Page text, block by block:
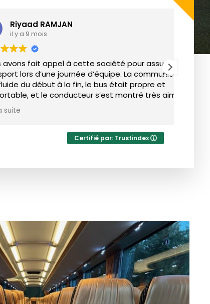
à cette société pour assurer le
journée d’équipe. La communication a
à la fin, le bus était propre et
s’est montré très aimable et
recommandons leurs services sans
Certifié par: Trustindex